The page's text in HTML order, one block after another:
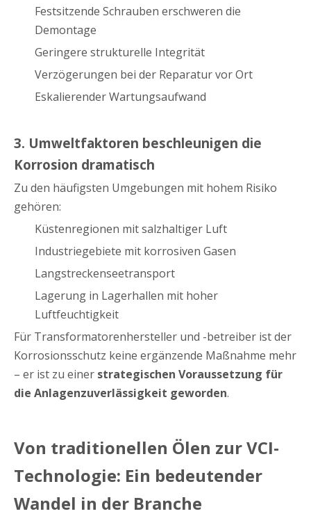
Festsitzende Schrauben erschweren die
Demontage
Geringere strukturelle Integrität
Verzögerungen bei der Reparatur vor Ort
Eskalierender Wartungsaufwand
3. Umweltfaktoren beschleunigen die
Korrosion dramatisch
Zu den häufigsten Umgebungen mit hohem Risiko
gehören:
Küstenregionen mit salzhaltiger Luft
Industriegebiete mit korrosiven Gasen
Langstreckenseetransport
Lagerung in Lagerhallen mit hoher
Luftfeuchtigkeit
Für Transformatorenhersteller und -betreiber ist der
Korrosionsschutz keine ergänzende Maßnahme mehr
– er ist zu einer strategischen Voraussetzung für
die Anlagenzuverlässigkeit geworden.
Von traditionellen Ölen zur VCI-
Technologie: Ein bedeutender
Wandel in der Branche